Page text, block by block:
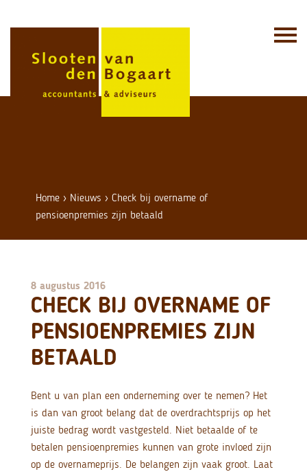
Home › Nieuws ›Check bij overname of
pensioenpremies zijn betaald
8 augustus 2016
CHECK BIJ OVERNAME OF
PENSIOENPREMIES ZIJN
BETAALD
Bent u van plan een onderneming over te nemen? Het
is dan van groot belang dat de overdrachtsprijs op het
juiste bedrag wordt vastgesteld. Niet betaalde of te
betalen pensioenpremies kunnen van grote invloed zijn
op de overnameprijs. De belangen zijn vaak groot. Laat